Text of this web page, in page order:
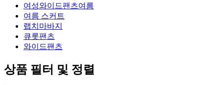
여성와이드팬츠여름
여름 스커트
랩치마바지
큐롯팬츠
와이드팬츠
상품 필터 및 정렬